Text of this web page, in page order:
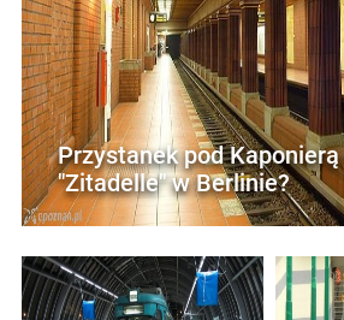
Przystanek pod
"Zitadelle" w Berlinie?